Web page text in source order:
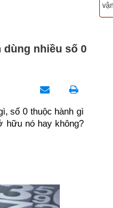
dùng nhiều số 0
số 0 thuộc hành gì
hữu nó hay không?
9x